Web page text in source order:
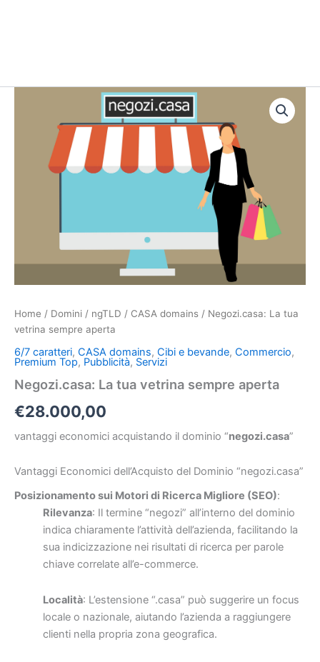
Home / Domini / ngTLD / CASA domains / Negozi.casa: La tua
vetrina sempre aperta
6/7 caratteri, CASA domains, Cibi e bevande, Commercio,
Premium Top, Pubblicità, Servizi
Negozi.casa: La tua vetrina sempre aperta
€28.000,00
vantaggi economici acquistando il dominio “negozi.casa”
Vantaggi Economici dell’Acquisto del Dominio “negozi.casa”
Posizionamento sui Motori di Ricerca Migliore (SEO):
Rilevanza: Il termine “negozi” all’interno del dominio
indica chiaramente l’attività dell’azienda, facilitando la
sua indicizzazione nei risultati di ricerca per parole
chiave correlate all’e-commerce.
Località: L’estensione “.casa” può suggerire un focus
locale o nazionale, aiutando l’azienda a raggiungere
clienti nella propria zona geografica.